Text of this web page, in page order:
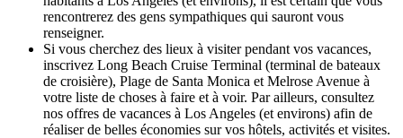
rencontrerez des gens sympathiques qui sauront vous
renseigner.
Si vous cherchez des lieux à visiter pendant vos vacances,
inscrivez Long Beach Cruise Terminal (terminal de bateaux
de croisière), Plage de Santa Monica et Melrose Avenue à
votre liste de choses à faire et à voir. Par ailleurs, consultez
nos offres de vacances à Los Angeles (et environs) afin de
réaliser de belles économies sur vos hôtels, activités et visites.